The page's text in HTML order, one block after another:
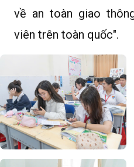
về an toàn giao
viên trên toàn quốc".